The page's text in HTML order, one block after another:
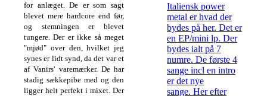
for anlæget. De er som sagt
blevet mere hardcore end før,
og stemningen er blevet
tungere. Der er ikke så meget
"mjød" over den, hvilket jeg
synes er lidt synd, da det var et
af Vanirs' varemærker. De har
stadig sækkepibe med og den
ligger helt perfekt i mixet. Der
Italiensk power
metal er hvad der
bydes på her. Det er
en EP/mini lp. Der
bydes ialt på 7
numre. De første 4
sange incl en intro
er det nye
sange. Her efter